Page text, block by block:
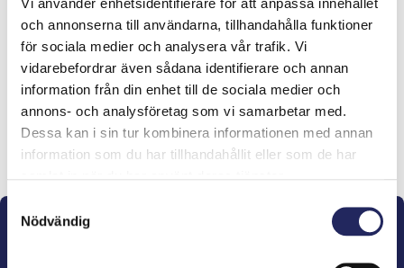
och annonserna till användarna, tillhandahålla funktioner
för sociala medier och analysera vår trafik. Vi
vidarebefordrar även sådana identifierare och annan
information från din enhet till de sociala medier och
annons- och analysföretag som vi samarbetar med.
Dessa kan i sin tur kombinera informationen med annan
information som du har tillhandahållit eller som de har
Nödvändig
Tiimille tehdyt
lahjoitukset
Lahjoita ja liity tähän tiimiin